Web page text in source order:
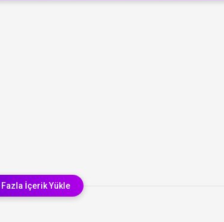
Fazla İçerik Yükle